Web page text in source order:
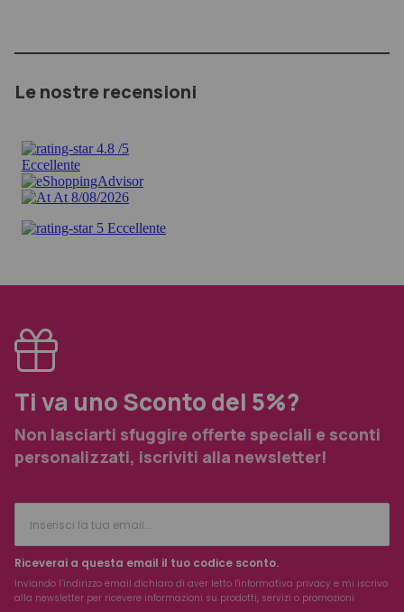
Le nostre recensioni
Ti va uno Sconto del 5%?
Non lasciarti sfuggire offerte speciali e sconti
personalizzati, iscriviti alla newsletter!
Riceverai a questa email il tuo codice sconto.
Inviando l’indirizzo email dichiaro di aver letto l'informativa privacy e mi iscrivo
alla newsletter per ricevere informazioni su prodotti, servizi o promozioni